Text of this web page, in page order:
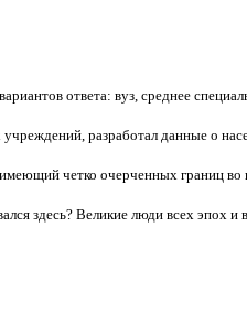
ответа: вуз, среднее
разработал данные о
четко очерченных границ во
здесь? Великие люди всех